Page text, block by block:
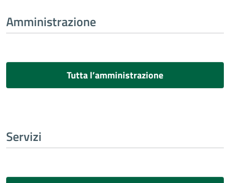
Amministrazione
Tutta l’amministrazione
Servizi